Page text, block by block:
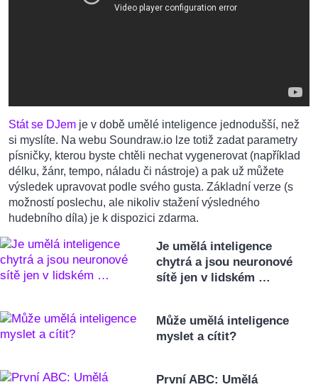
Stát se DJem je v době umělé inteligence jednodušší, než
si myslíte. Na webu Soundraw.io lze totiž zadat parametry
písničky, kterou byste chtěli nechat vygenerovat (například
délku, žánr, tempo, náladu či nástroje) a pak už můžete
výsledek upravovat podle svého gusta. Základní verze (s
možností poslechu, ale nikoliv stažení výsledného
hudebního díla) je k dispozici zdarma.
Je umělá inteligence
chytrá a jsou neuronové
sítě jen v lidském …
Může umělá inteligence
myslet a cítit?
První ABC: Umělá